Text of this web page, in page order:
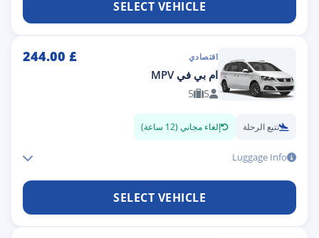
SELECT VEHICLE
اقتصادي £
244.00
ام بي في MPV
5
5
تتبع الرحلة إلغاء مجاني (12 ساعة)
Luggage Info
SELECT VEHICLE